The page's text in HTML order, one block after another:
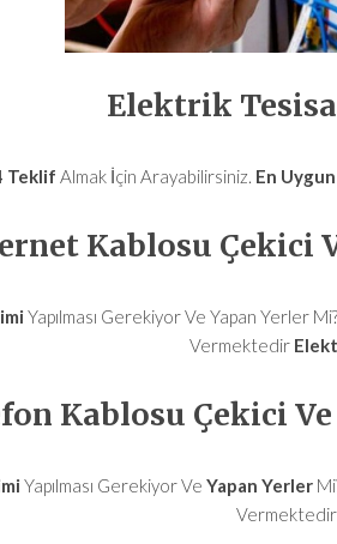
Elektrik
Teklif Almak İçin Arayabilirsiniz. En
Kablosu Çekici
Yapılması Gerekiyor Ve Yapan Yerler
Vermektedir
Kablosu Çekici Ve
Yapılması Gerekiyor Ve Yapan Yerler
Vermektedir